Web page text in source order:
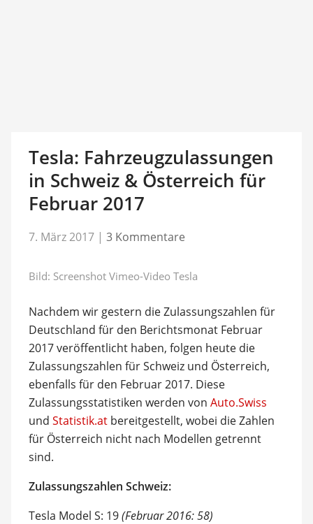
Tesla: Fahrzeugzulassungen
in Schweiz & Österreich für
Februar 2017
7. März 2017 | 3 Kommentare
Bild: Screenshot Vimeo-Video Tesla
Nachdem wir gestern die Zulassungszahlen für
Deutschland für den Berichtsmonat Februar
2017 veröffentlicht haben, folgen heute die
Zulassungszahlen für Schweiz und Österreich,
ebenfalls für den Februar 2017. Diese
Zulassungsstatistiken werden von Auto.Swiss
und Statistik.atbereitgestellt, wobei die Zahlen
für Österreich nicht nach Modellen getrennt
sind.
Zulassungszahlen Schweiz:
Tesla Model S: 19(Februar 2016: 58)